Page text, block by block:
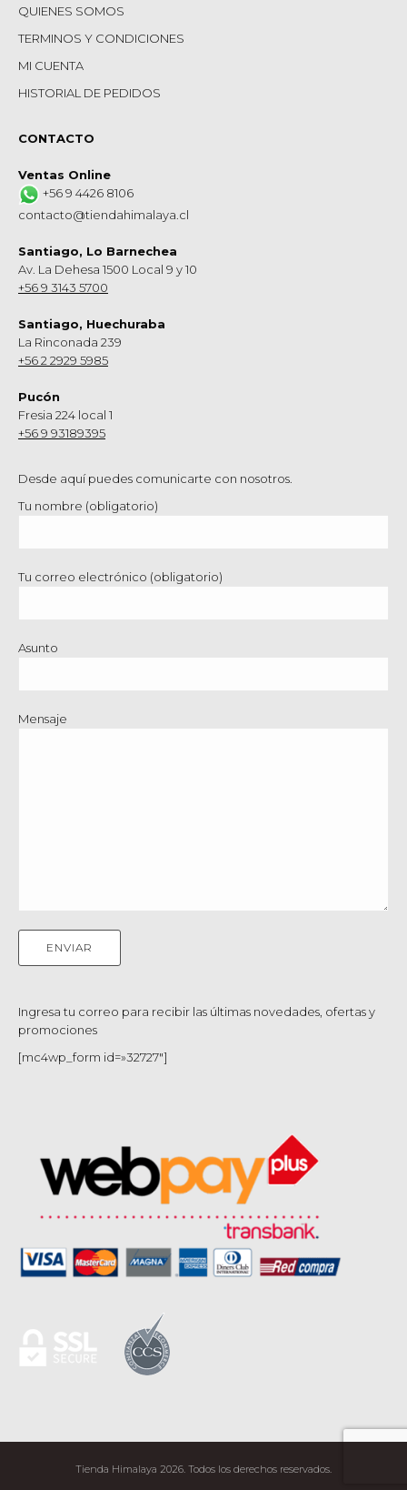
QUIENES SOMOS
TERMINOS Y CONDICIONES
MI CUENTA
HISTORIAL DE PEDIDOS
CONTACTO
Ventas Online
+56 9 4426 8106
contacto@tiendahimalaya.cl
Santiago, Lo Barnechea
Av. La Dehesa 1500 Local 9 y 10
+56 9 3143 5700
Santiago, Huechuraba
La Rinconada 239
+56 2 2929 5985
Pucón
Fresia 224 local 1
+56 9 93189395
Desde aquí puedes comunicarte con nosotros.
Tu nombre (obligatorio)
Tu correo electrónico (obligatorio)
Asunto
Mensaje
Ingresa tu correo para recibir las últimas novedades, ofertas y
promociones
[mc4wp_form id=»32727″]
Tienda Himalaya 2026. Todos los derechos reservados.